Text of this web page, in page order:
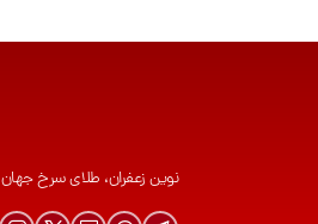
نوین زعفران، طلای سرخ جهان